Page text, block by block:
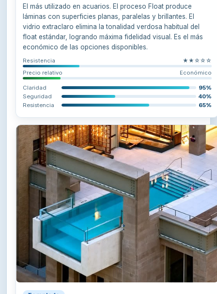
El más utilizado en acuarios. El proceso Float produce
láminas con superficies planas, paralelas y brillantes. El
vidrio extraclaro elimina la tonalidad verdosa habitual del
float estándar, logrando máxima fidelidad visual. Es el más
económico de las opciones disponibles.
Resistencia
★★☆☆☆
Precio relativo
Económico
Claridad
95%
Seguridad
40%
Resistencia
65%